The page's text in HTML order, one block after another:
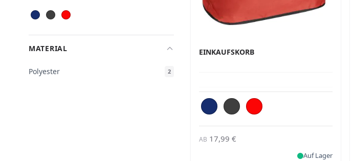
MATERIAL
Polyester 2
EINKAUFSKORB
AB 17,99 €
Auf Lager